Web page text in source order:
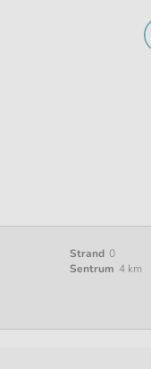
Strand 0
Sentrum 4 km